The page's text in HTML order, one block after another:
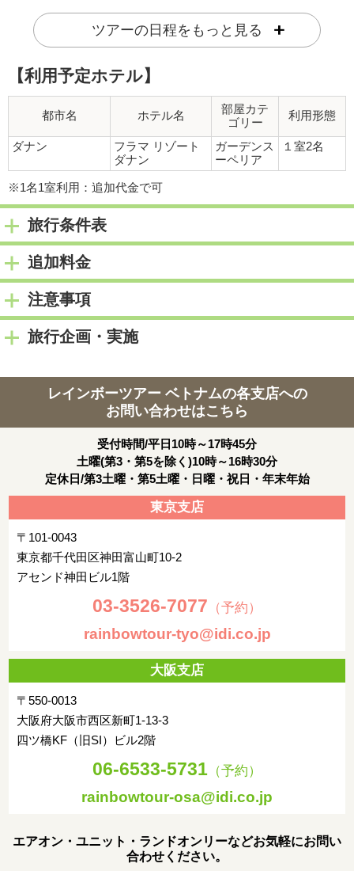
・BONG SEN(お土産店)
※現地到着後に担当ガイドへをご希望をお伝えください。
○現地申込オプション「ガイドレンタル」割引クーポン付き！(1
★★★★★★★
宿泊都市 ダナン
朝：ホテルにて朝食
終日：自由行動
宿泊都市
ダナン
3日目
朝：ホテルにて朝食
出発まで自由行動
ホテルチェックアウト時間は別記参照
★★★★★★★
機中泊
4日目
ダナン発ベトナム航空(00:10-01:05発予定)にて、空路帰国の途
へ
成田着後(07:35-08:30着予定)、解散
ツアーの日程をもっと見る
【利用予定ホテル】
都市名 ホテル名
部屋カテ
ゴリー
利用形態
ダナン
フラマ リゾート
ダナン
ガーデンス
ーペリア
１室2名
※1名1室利用：追加代金で可
旅行条件表
追加料金
注意事項
旅行企画・実施
レインボーツアー ベトナムの各支店への
お問い合わせはこちら
受付時間/平日10時～17時45分
土曜(第3・第5を除く)10時～16時30分
定休日/第3土曜・第5土曜・日曜・祝日・年末年始
東京支店
〒101-0043
東京都千代田区神田富山町10-2
アセンド神田ビル1階
03-3526-7077 （予約）
rainbowtour-tyo@idi.co.jp
大阪支店
〒550-0013
大阪府大阪市西区新町1-13-3
四ツ橋KF（旧SI）ビル2階
06-6533-5731 （予約）
rainbowtour-osa@idi.co.jp
エアオン・ユニット・ランドオンリーなどお気軽にお問い
合わせください。